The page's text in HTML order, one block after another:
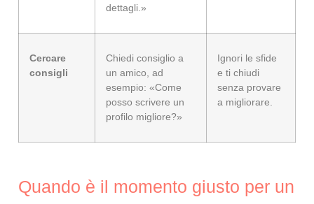
dettagli.»
Cercare
consigli
Chiedi consiglio a
un amico, ad
esempio: «Come
posso scrivere un
profilo migliore?»
Ignori le sfide
e ti chiudi
senza provare
a migliorare.
Quando è il momento giusto per un